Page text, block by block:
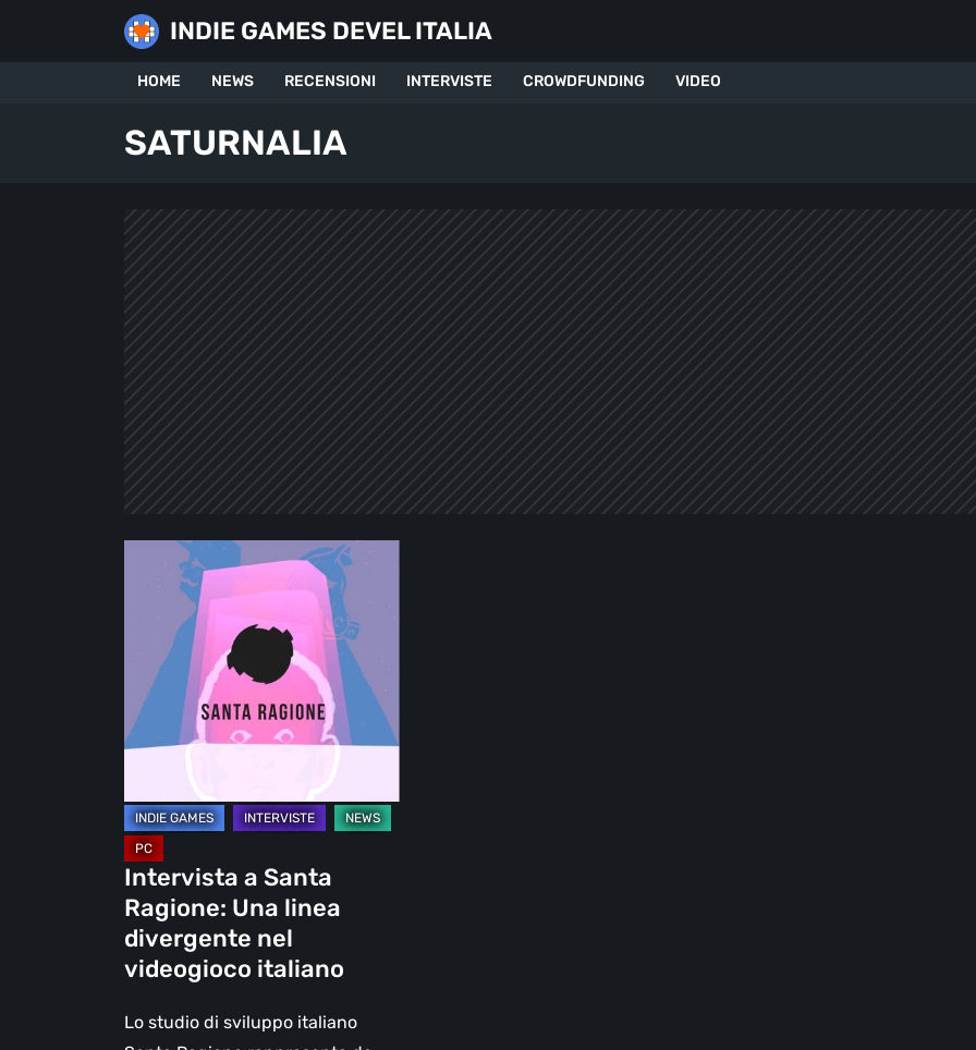
INDIE GAMES DEVEL ITALIA
HOME NEWS RECENSIONI INTERVISTE CROWDFUNDING VIDEO
SATURNALIA
Intervista
Ragione:
Una
linea
divergente
videogioco
italiano
Intervista a Santa
Ragione: Una linea
divergente nel
videogioco italiano
Lo studio di sviluppo italiano